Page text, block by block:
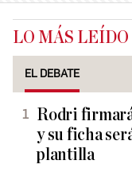
LO MÁS LEÍDO
EL DEBATE
Rodri
y su ficha
plantilla